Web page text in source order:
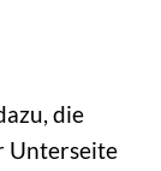
die
Unterseite